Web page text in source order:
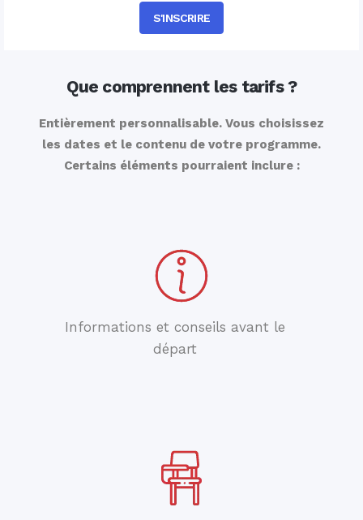
S'INSCRIRE
Que comprennent les tarifs ?
Entièrement personnalisable. Vous choisissez
les dates et le contenu de votre programme.
Certains éléments pourraient inclure :
Informations et conseils avant le
départ